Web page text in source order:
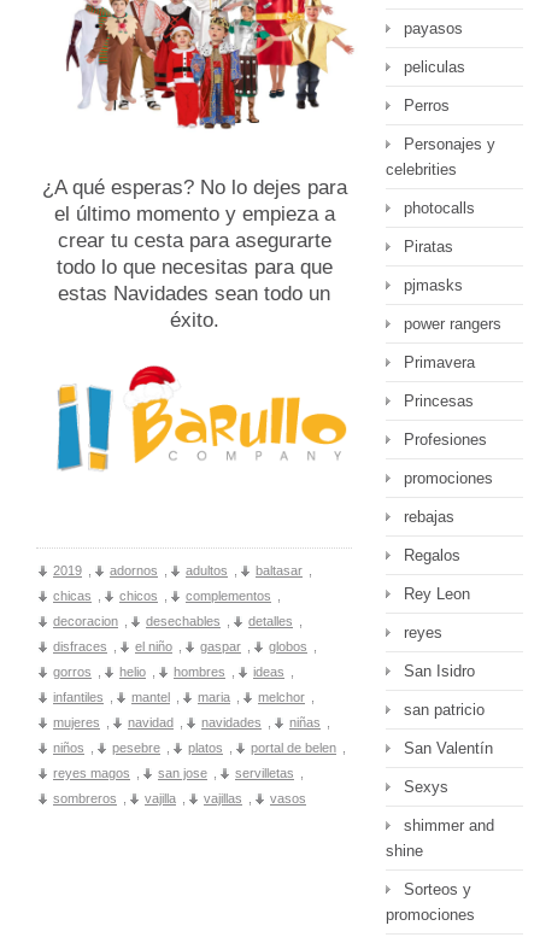
¿A qué esperas? No lo dejes para
el último momento y empieza a
crear tu cesta para asegurarte
todo lo que necesitas para que
estas Navidades sean todo un
éxito.
2019 adornos adultos baltasar
chicas
chicos complementos
decoracion
desechables detalles
disfraces
el niño gaspar globos
gorros
helio hombres ideas
infantiles
mantel maria melchor
mujeres
navidad navidades niñas
niños
pesebre platos portal de belen
reyes magos
san jose servilletas
sombreros
vajilla vajillas vasos
payasos
peliculas
Perros
Personajes y
celebrities
photocalls
Piratas
pjmasks
power rangers
Primavera
Princesas
Profesiones
promociones
rebajas
Regalos
Rey Leon
reyes
San Isidro
san patricio
San Valentín
Sexys
shimmer and
shine
Sorteos y
promociones